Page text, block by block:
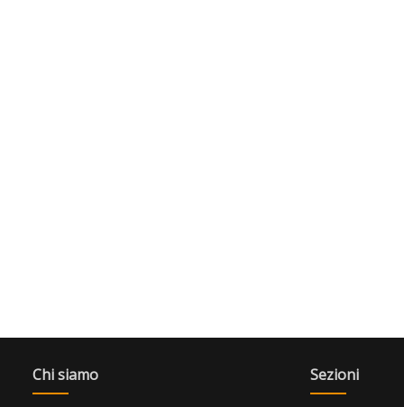
Chi siamo Sezioni